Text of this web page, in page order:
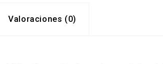
Valoraciones (0)